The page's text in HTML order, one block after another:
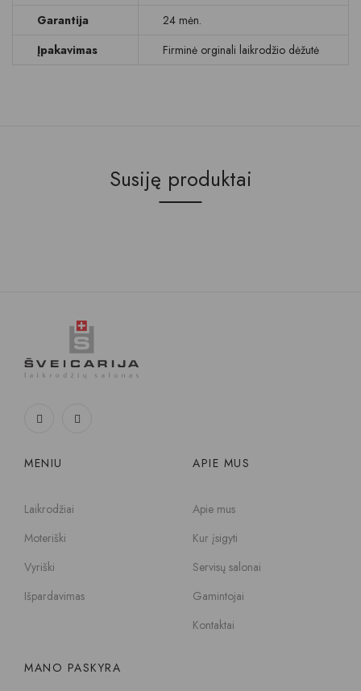
Garantija
24 mėn.
Įpakavimas
Firminė orginali laikrodžio dėžutė
Susiję produktai
MENIU
Laikrodžiai
Moteriški
Vyriški
Išpardavimas
APIE MUS
Apie mus
Kur įsigyti
Servisų salonai
Gamintojai
Kontaktai
MANO PASKYRA